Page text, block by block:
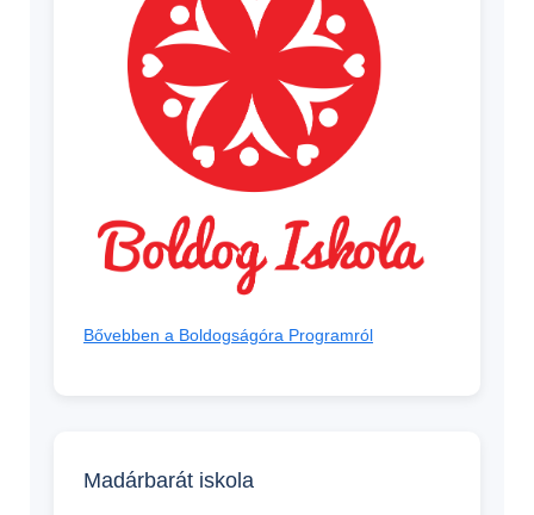
Bővebben a Boldogságóra Programról
Madárbarát iskola